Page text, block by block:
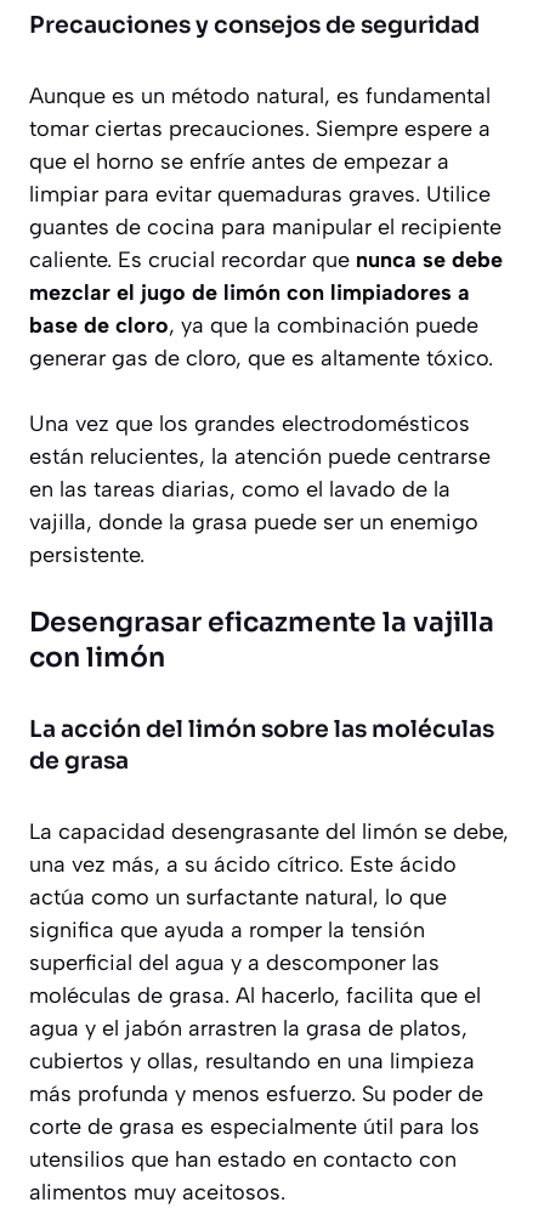
Precauciones y consejos de seguridad
Aunque es un método natural, es fundamental
tomar ciertas precauciones. Siempre espere a
que el horno se enfríe antes de empezar a
limpiar para evitar quemaduras graves. Utilice
guantes de cocina para manipular el recipiente
caliente. Es crucial recordar que nunca se debe
mezclar el jugo de limón con limpiadores a
base de cloro, ya que la combinación puede
generar gas de cloro, que es altamente tóxico.
Una vez que los grandes electrodomésticos
están relucientes, la atención puede centrarse
en las tareas diarias, como el lavado de la
vajilla, donde la grasa puede ser un enemigo
persistente.
Desengrasar eficazmente la vajilla
con limón
La acción del limón sobre las moléculas
de grasa
La capacidad desengrasante del limón se debe,
una vez más, a su ácido cítrico. Este ácido
actúa como un surfactante natural, lo que
significa que ayuda a romper la tensión
superficial del agua y a descomponer las
moléculas de grasa. Al hacerlo, facilita que el
agua y el jabón arrastren la grasa de platos,
cubiertos y ollas, resultando en una limpieza
más profunda y menos esfuerzo. Su poder de
corte de grasa es especialmente útil para los
utensilios que han estado en contacto con
alimentos muy aceitosos.